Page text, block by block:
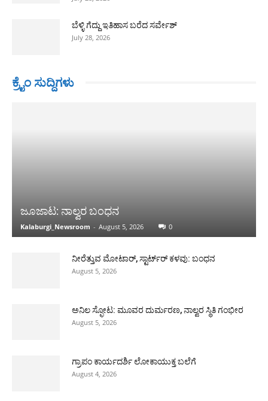
ಬೆಳ್ಳಿ ಗೆದ್ದು ಇತಿಹಾಸ ಬರೆದ ಸರ್ವೇಶ್
July 28, 2026
ಕ್ರೈಂ ಸುದ್ದಿಗಳು
ಜೂಜಾಟ: ನಾಲ್ವರ ಬಂಧನ
Kalaburgi_Newsroom - August 5, 2026 0
ನೀರೆತ್ತುವ ಮೋಟಾರ್, ಸ್ಟಾರ್ಟ್‍ರ್ ಕಳವು: ಬಂಧನ
August 5, 2026
ಅನಿಲ ಸ್ಫೋಟ: ಮೂವರ ದುರ್ಮರಣ, ನಾಲ್ವರ ಸ್ಥಿತಿ ಗಂಭೀರ
August 5, 2026
ಗ್ರಾಪಂ ಕಾರ್ಯದರ್ಶಿ ಲೋಕಾಯುಕ್ತ ಬಲೆಗೆ
August 4, 2026